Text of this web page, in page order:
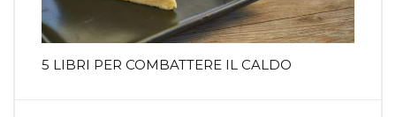
5 LIBRI PER COMBATTERE IL CALDO